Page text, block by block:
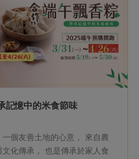
供應者， 邀請社員共同以實
讓中秋團圓之際， 成為從產
後盾。 取貨時間：
中秋節：10/6(一)站所當天暫停
記憶中的米食節味
個友善土地的心意， 來自農
化傳承， 也是傳承於家人食